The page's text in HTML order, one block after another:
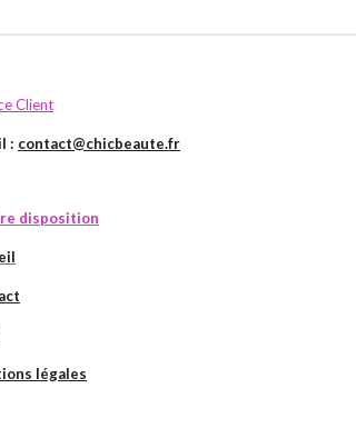
Client
: contact@chicbeaute.fr
disposition
légales